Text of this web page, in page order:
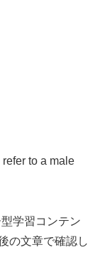
refer to a male
学習コンテン
の文章で確認し